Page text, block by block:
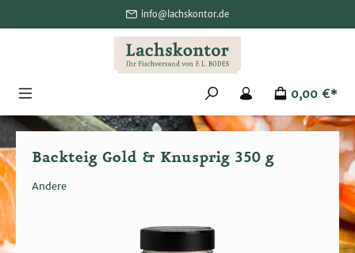
info@lachskontor.de
0,00 €*
Backteig Gold & Knusprig 350 g
Andere
Bildergalerie überspringen